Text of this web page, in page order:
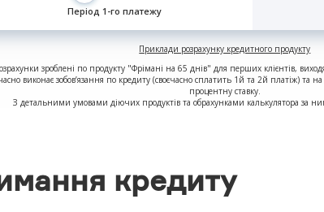
Період 1-го платежу
Приклади розрахунку кредитного продукту
зроблені по продукту "Фрімані на 65 днів" для перших клієнтів,
виконає зобов’язання по кредиту (своєчасно сплатить 1й та 2й платіж) та
процентну ставку.
З детальними умовами діючих продуктів та обрахунками калькулятора за
кредиту